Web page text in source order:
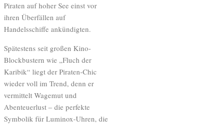
Piraten auf hoher See einst vor
ihren Überfällen auf
Handelsschiffe ankündigten.
Spätestens seit großen Kino-
Blockbustern wie „Fluch der
Karibik“ liegt der Piraten-Chic
wieder voll im Trend, denn er
vermittelt Wagemut und
Abenteuerlust – die perfekte
Symbolik für Luminox-Uhren, die